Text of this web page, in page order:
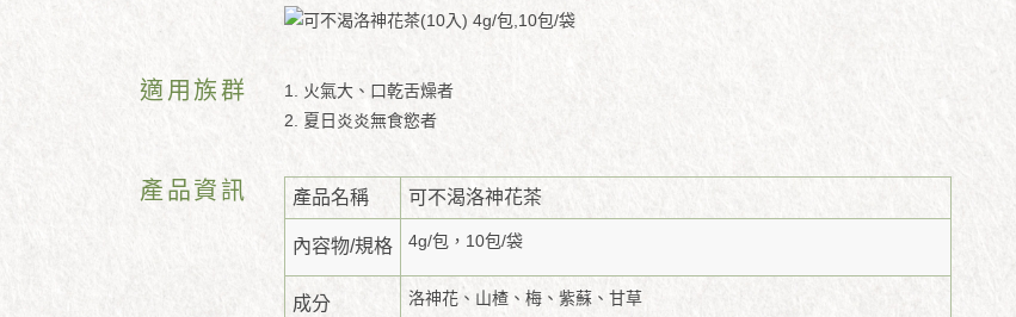
適用族群
1. 火氣大、口乾舌燥者
2. 夏日炎炎無食慾者
產品資訊 產品名稱 可不渴洛神花茶
內容物/規格 4g/包，10包/袋
成分 洛神花、山楂、梅、紫蘇、甘草